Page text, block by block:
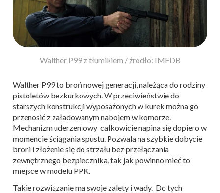
Walther P99 z tłumikiem / źródło: IMFDB
Walther P99 to broń nowej generacji, należąca do rodziny
pistoletów bezkurkowych. W przeciwieństwie do
starszych konstrukcji wyposażonych w kurek można go
przenosić z załadowanym nabojem w komorze.
Mechanizm uderzeniowy całkowicie napina się dopiero w
momencie ściągania spustu. Pozwala na szybkie dobycie
broni i złożenie się do strzału bez przełączania
zewnętrznego bezpiecznika, tak jak powinno mieć to
miejsce w modelu PPK.
Takie rozwiązanie ma swoje zalety i wady. Do tych